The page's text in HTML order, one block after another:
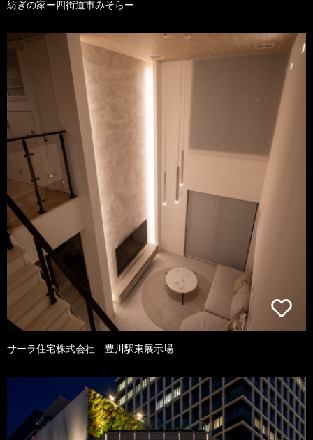
紡ぎの家ー四街道市みそらー
サーラ住宅株式会社 豊川駅東展示場